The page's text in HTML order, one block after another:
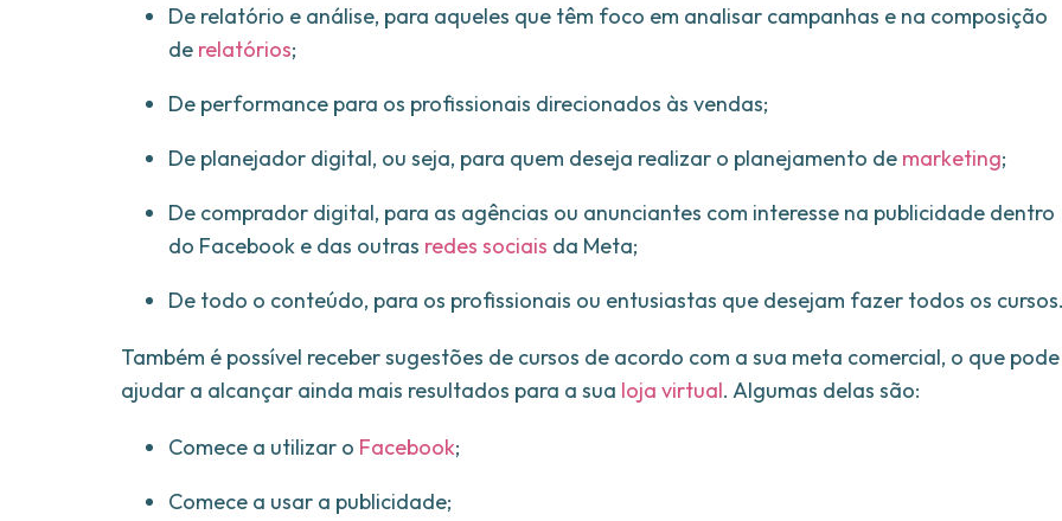
De relatório e análise, para aqueles que têm foco em analisar campanhas e na composição
de relatórios;
De performance para os profissionais direcionados às vendas;
De planejador digital, ou seja, para quem deseja realizar o planejamento de marketing;
De comprador digital, para as agências ou anunciantes com interesse na publicidade dentro
do Facebook e das outras redes sociais da Meta;
De todo o conteúdo, para os profissionais ou entusiastas que desejam fazer todos os
Também é possível receber sugestões de cursos de acordo com a sua meta comercial, o que pode
ajudar a alcançar ainda mais resultados para a sua loja virtual. Algumas delas são:
Comece a utilizar o Facebook;
Comece a usar a publicidade;